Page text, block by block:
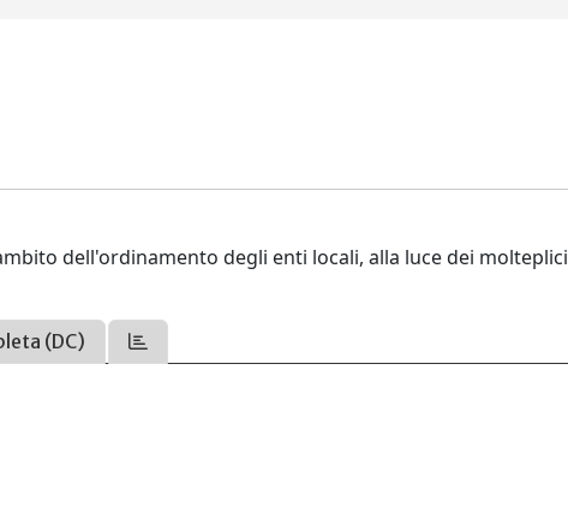
dell'ordinamento degli enti locali, alla luce dei molteplici
(DC)